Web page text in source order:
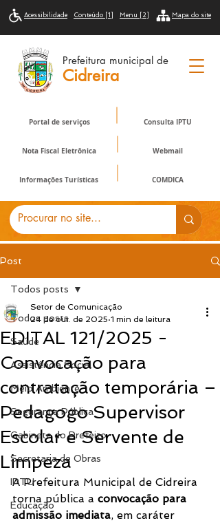
Portal de serviços Consulta IPTU
Nota Fiscal Eletrônica
Informações Turísticas COMDICA
Webmail
Acessibilidade Conteúdo [1] Menu [2] Mapa do site
Prefeitura municipal de
Cidreira
Post
Todos posts
Saúde
Assistência Social
Meio Ambiente
Segurança Pública
Gabinete do Prefeito
Secretaria de Obras
IPTU
Educação
Todos posts
EDITAL 121/2025 -
Convocação para
contratação temporária –
Pedagogo Supervisor
Escolar e Servente de
Limpeza
Setor de Comunicação
24 de out. de 2025 1 min de leitura
A Prefeitura Municipal de Cidreira
torna pública a convocação para
admissão imediata, em caráter